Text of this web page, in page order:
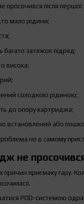
просочився після першої
мало рідини;
багато затяжок підряд;
висока;
солодкою рідиною;
до опору картриджа;
встановлений або
не в самому
не
причин присмаку гару.
POD-системою